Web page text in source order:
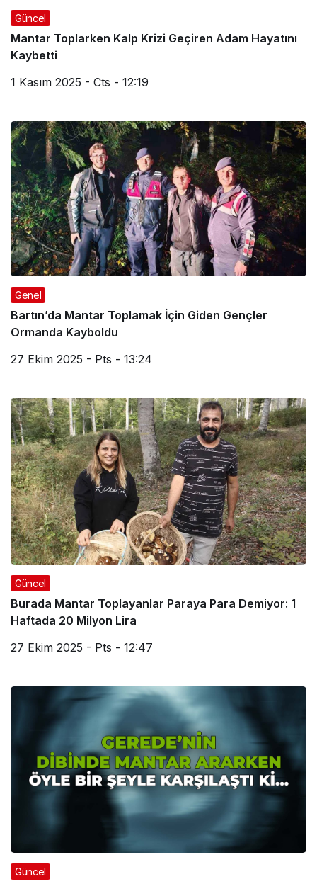
Güncel
Mantar Toplarken Kalp Krizi Geçiren Adam Hayatını
Kaybetti
1 Kasım 2025 - Cts - 12:19
Genel
Bartın’da Mantar Toplamak İçin Giden Gençler
Ormanda Kayboldu
27 Ekim 2025 - Pts - 13:24
Güncel
Burada Mantar Toplayanlar Paraya Para Demiyor: 1
Haftada 20 Milyon Lira
27 Ekim 2025 - Pts - 12:47
Güncel